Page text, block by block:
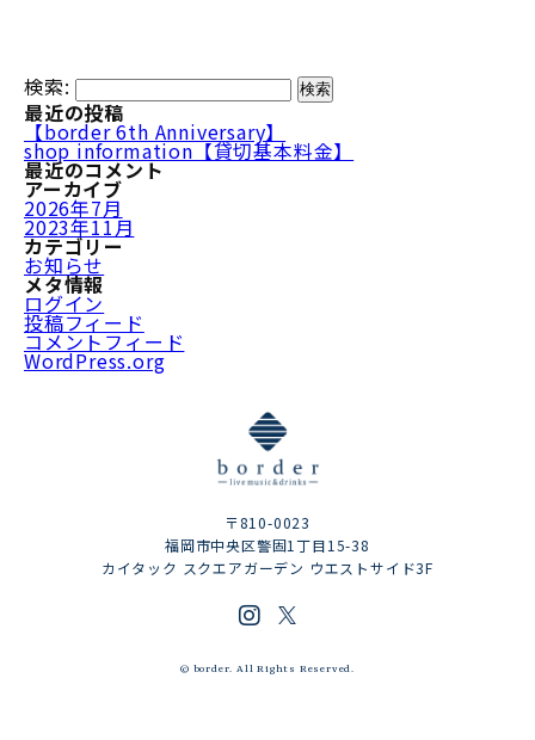
検索:
最近の投稿
【border 6th Anniversary】
shop information【貸切基本料金】
最近のコメント
アーカイブ
2026年7月
2023年11月
カテゴリー
お知らせ
メタ情報
ログイン
投稿フィード
コメントフィード
WordPress.org
〒810-0023
福岡市中央区警固1丁目15-38
カイタック スクエアガーデン ウエストサイド3F
© border. All Rights Reserved.